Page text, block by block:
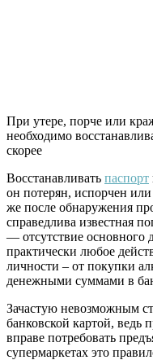
При утере, порче или
необходимо
скорее
Восстанавливать паспорт
он потерян, испорчен
же после обнаружения
справедлива известная
— отсутствие основного
практически любое
личности – от покупки
денежными суммами в
Зачастую невозможным
банковской картой, ведь
вправе потребовать
супермаркетах это